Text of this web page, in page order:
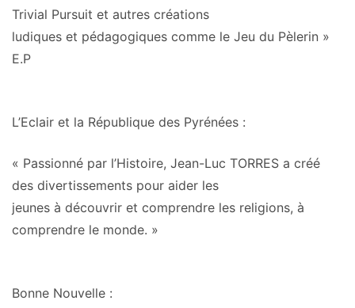
Trivial Pursuit et autres créations
ludiques et pédagogiques comme le Jeu du Pèlerin »
E.P
L’Eclair et la République des Pyrénées :
« Passionné par l’Histoire, Jean-Luc TORRES a créé
des divertissements pour aider les
jeunes à découvrir et comprendre les religions, à
comprendre le monde. »
Bonne Nouvelle :